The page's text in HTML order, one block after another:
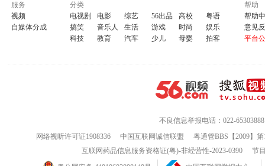
服务
视频
自媒体分成
分类
电视剧
电影 综艺 56出品 高校
粤语
搞笑
音乐人 生活 游戏 时尚
娱乐
科技
教育 汽车 少儿 母婴 拍客
帮助
帮助
意见
平台
不良信息举报电话：022-65303888
网络视听许可证1908336
中国互联网诚信联盟
粤通管BBS【2009】
互联网药品信息服务资格证(粤)-非经营性-2023-0390
节